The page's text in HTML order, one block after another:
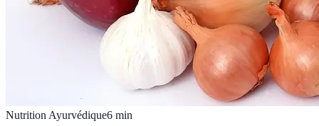
Nutrition Ayurvédique6 min